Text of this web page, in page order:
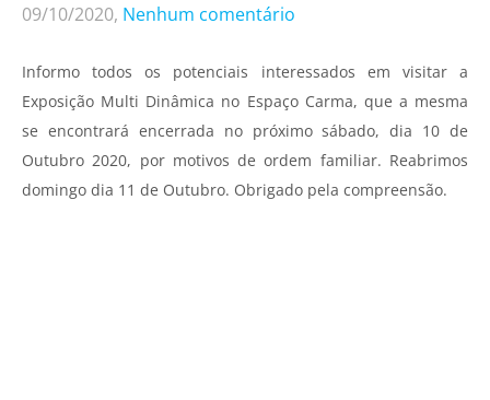
09/10/2020, Nenhum comentário
Informo todos os potenciais interessados em visitar a
Exposição Multi Dinâmica no Espaço Carma, que a mesma
se encontrará encerrada no próximo sábado, dia 10 de
Outubro 2020, por motivos de ordem familiar. Reabrimos
domingo dia 11 de Outubro. Obrigado pela compreensão.